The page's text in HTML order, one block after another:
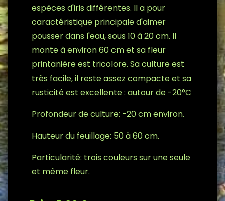
espèces d'iris différentes. Il a pour
caractéristique principale d'aimer
pousser dans l'eau, sous 10 à 20 cm. Il
monte à environ 60 cm et sa fleur
printanière est tricolore. Sa culture est
très facile, il reste assez compacte et sa
rusticité est excellente : autour de -20°C
Profondeur de culture: -20 cm environ.
Hauteur du feuillage: 50 à 60 cm.
Particularité: trois couleurs sur une seule
et même fleur.